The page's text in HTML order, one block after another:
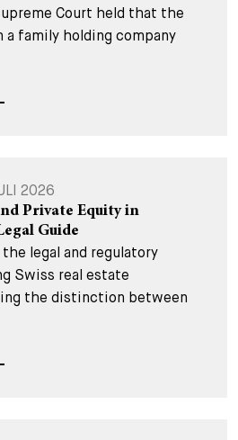
Court held that the
a family holding company
2026
Private Equity in
Guide
legal and regulatory
Swiss real estate
the distinction between